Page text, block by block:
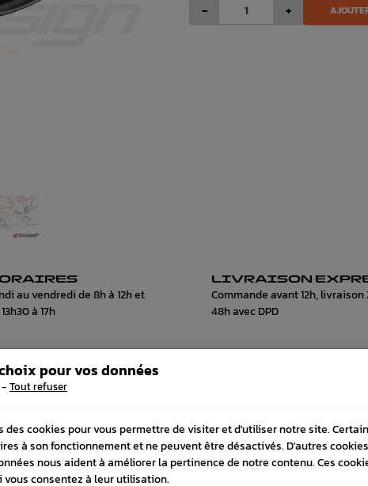
- +
au vendredi de 8h à 12h et
à 17h
LIVRAISON
Commande avant 12h, livraison
48h avec DPD
pour vos données
- Tout refuser
des cookies pour vous permettre de visiter et d'utiliser notre site.
à son fonctionnement et ne peuvent être désactivés. D'autres
nous aident à améliorer la pertinence de notre contenu. Ces
vous consentez à leur utilisation.